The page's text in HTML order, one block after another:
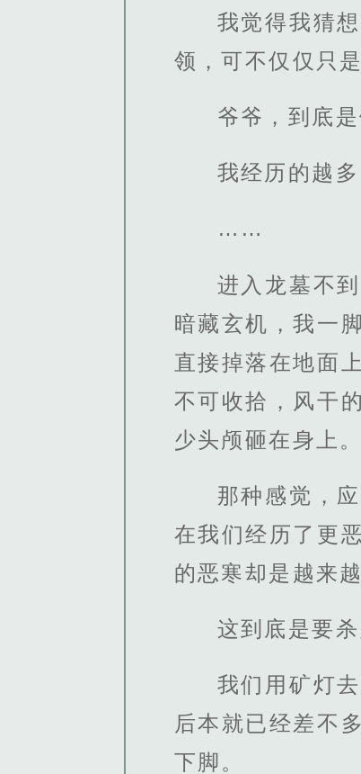
我觉得我猜
领，可不仅仅只是
爷爷，到底
我经历的越
……
进入龙墓不
暗藏玄机，我一
直接掉落在地面
不可收拾，风干
少头颅砸在身上。
那种感觉，
在我们经历了更
的恶寒却是越来越
这到底是要
我们用矿灯
后本就已经差不
下脚。